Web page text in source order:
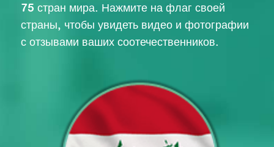
75 стран мира. Нажмите на флаг своей
страны, чтобы увидеть видео и фотографии
с отзывами ваших соотечественников.